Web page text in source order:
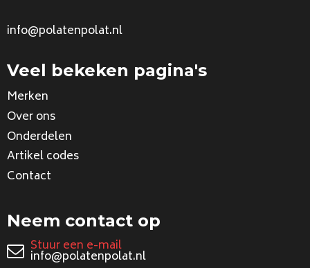
info@polatenpolat.nl
Veel bekeken pagina's
Merken
Over ons
Onderdelen
Artikel codes
Contact
Neem contact op
Stuur een e-mail
info@polatenpolat.nl